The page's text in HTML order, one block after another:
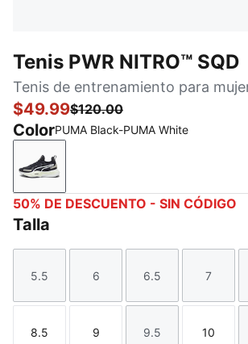
Tenis PWR NITRO™ SQD
Tenis de entrenamiento para
$49.99$120.00
ColorPUMA Black-PUMA White
PUMA Black-PUMA White
50% DE DESCUENTO - SIN CÓDIGO
Talla
Talla
5.5
Talla
6
Talla
6.5
Talla
7
Talla
8.5
Talla
9
Talla
9.5
Talla
10